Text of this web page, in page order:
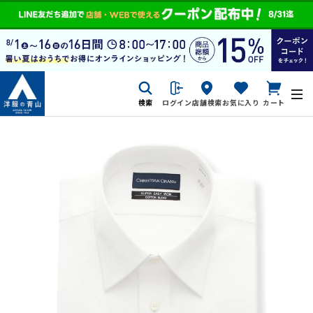
検索 ログイン店舗検索お気に入り カート